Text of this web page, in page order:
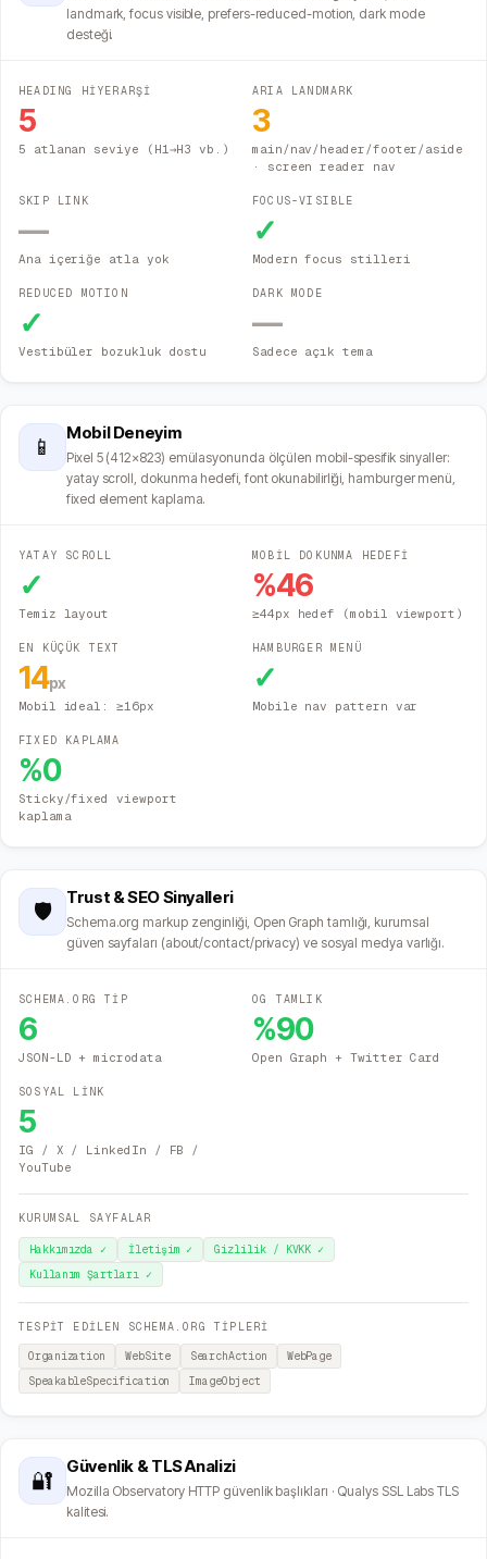
landmark, focus visible, prefers-reduced-motion, dark mode
desteği.
HEADING HİYERARŞİ
5
5 atlanan seviye (H1→H3 vb.)
ARIA LANDMARK
3
main/nav/header/footer/aside
· screen reader nav
SKIP LINK
—
Ana içeriğe atla yok
FOCUS-VISIBLE
✓
Modern focus stilleri
REDUCED MOTION
✓
Vestibüler bozukluk dostu
DARK MODE
—
Sadece açık tema
📱
Mobil Deneyim
Pixel 5 (412×823) emülasyonunda ölçülen mobil-spesifik sinyaller:
yatay scroll, dokunma hedefi, font okunabilirliği, hamburger menü,
fixed element kaplama.
YATAY SCROLL
✓
Temiz layout
MOBİL DOKUNMA HEDEFİ
%46
≥44px hedef (mobil viewport)
EN KÜÇÜK TEXT
14px
Mobil ideal: ≥16px
HAMBURGER MENÜ
✓
Mobile nav pattern var
FIXED KAPLAMA
%0
Sticky/fixed viewport
kaplama
🛡️
Trust & SEO Sinyalleri
Schema.org markup zenginliği, Open Graph tamlığı, kurumsal
güven sayfaları (about/contact/privacy) ve sosyal medya varlığı.
SCHEMA.ORG TİP
6
JSON-LD + microdata
OG TAMLIK
%90
Open Graph + Twitter Card
SOSYAL LİNK
5
IG / X / LinkedIn / FB /
YouTube
KURUMSAL SAYFALAR
Hakkımızda ✓ İletişim ✓ Gizlilik / KVKK ✓
Kullanım Şartları ✓
TESPİT EDİLEN SCHEMA.ORG TİPLERİ
Organization WebSite SearchAction
WebPage
SpeakableSpecification
ImageObject
🔐
Güvenlik & TLS Analizi
Mozilla Observatory HTTP güvenlik başlıkları · Qualys SSL Labs TLS
kalitesi.